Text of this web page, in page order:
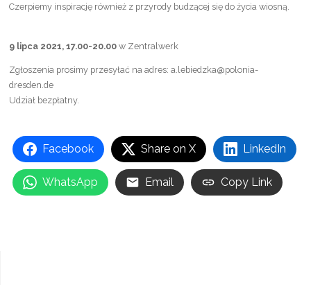
Czerpiemy inspirację również z przyrody budzącej się do życia wiosną.
9 lipca 2021, 17.00-20.00w Zentralwerk
Zgłoszenia prosimy przesyłać na adres: a.lebiedzka@polonia-
dresden.de
Udział bezpłatny.
Facebook Share on X LinkedIn
WhatsApp Email Copy Link